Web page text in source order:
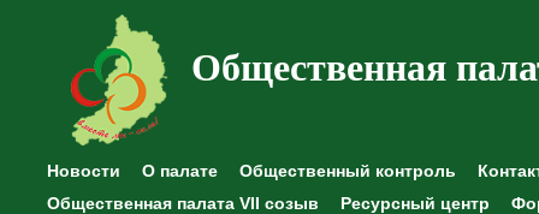
Общественная
Новости О палате Общественный контроль
Общественная палата VII созыв
Ресурсный центр